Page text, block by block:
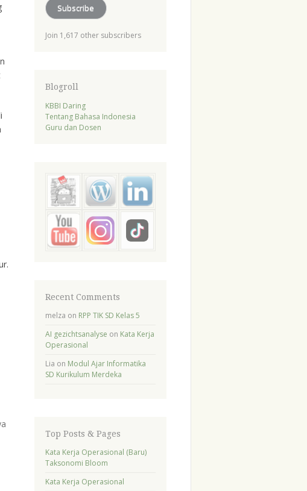
Subscribe
Join 1,617 other subscribers
Blogroll
KBBI Daring
Tentang Bahasa Indonesia
Guru dan Dosen
Recent Comments
melza on RPP TIK SD Kelas 5
AI gezichtsanalyse on Kata Kerja
Operasional
Lia on Modul Ajar Informatika
SD Kurikulum Merdeka
Top Posts & Pages
Kata Kerja Operasional (Baru)
Taksonomi Bloom
Kata Kerja Operasional